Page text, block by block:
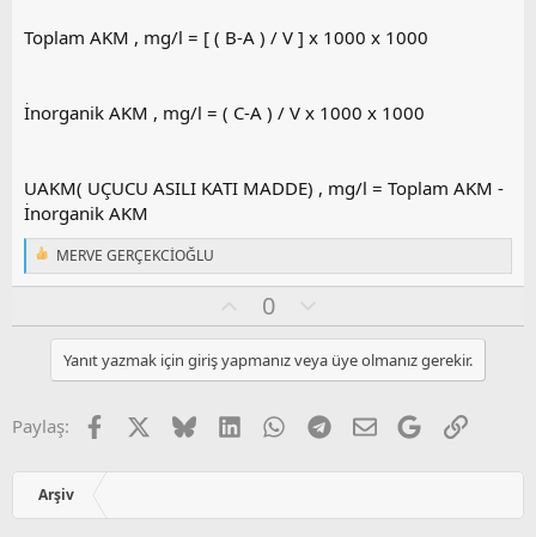
Toplam AKM , mg/l = [ ( B-A ) / V ] x 1000 x 1000
İnorganik AKM , mg/l = ( C-A ) / V x 1000 x 1000
UAKM( UÇUCU ASILI KATI MADDE) , mg/l = Toplam AKM -
İnorganik AKM
T
e
MERVE GERÇEKCİOĞLU
y
l
a
0
l
u
m
u
z
o
l
Yanıt yazmak için giriş yapmanız veya üye olmanız gerekir.
Paylaş: Facebook BlueskyLinkedInWhatsApp
Telegram
E-postaGoogleLink
Arşiv